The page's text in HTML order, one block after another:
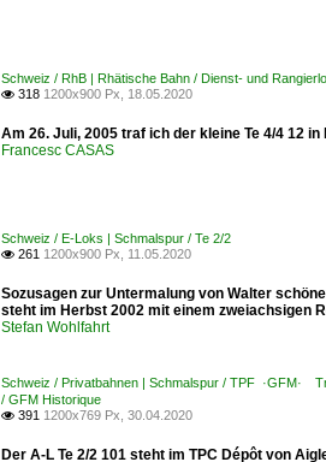
Schweiz / RhB | Rhätische Bahn / Dienst- und
 318 1200x900 Px, 18.05.2020
Am 26. Juli, 2005 traf ich der kleine Te 4/4 12
Francesc CASAS
Schweiz / E-Loks | Schmalspur / Te 2/2
 261 1200x900 Px, 11.05.2020
Sozusagen zur Untermalung von Walter
steht im Herbst 2002 mit einem zweiachsigen
Stefan Wohlfahrt
Schweiz / Privatbahnen | Schmalspur / TPF ·GFM·
/ GFM Historique
 391 1200x769 Px, 30.04.2020
Der A-L Te 2/2 101 steht im TPC Dépôt von